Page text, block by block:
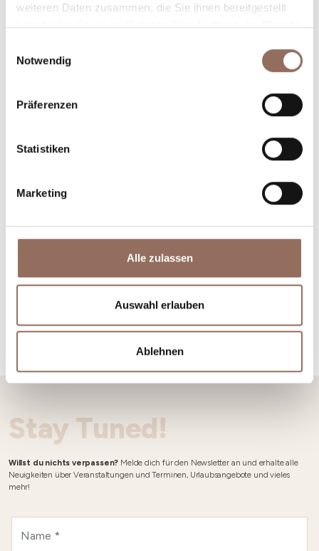
weiteren Daten zusammen, die Sie ihnen bereitgestellt
haben oder die sie im Rahmen Ihrer Nutzung der Dienste
Notwendig
Präferenzen
Statistiken
Marketing
Alle zulassen
Auswahl erlauben
Ablehnen
Unterkünfte
Essen und
Trinken
Incoming-
Stay Tuned!
Willst du nichts verpassen? Melde dich für den Newsletter an und erhalte alle
Neuigkeiten über Veranstaltungen und Terminen, Urlaubsangebote und vieles
mehr!